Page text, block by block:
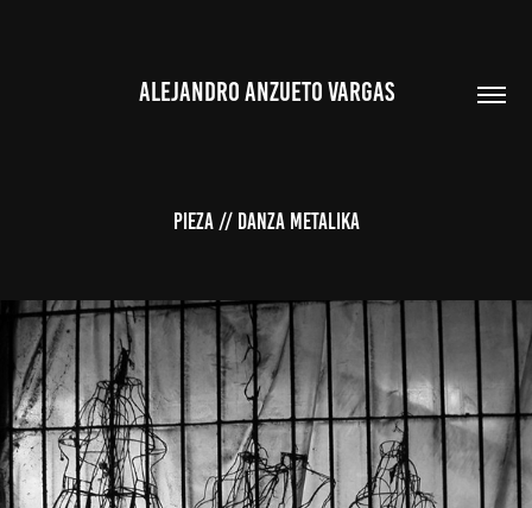
ALEJANDRO ANZUETO VARGAS
PIEZA // Danza Metalika